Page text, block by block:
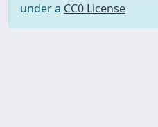
under a CC0 License